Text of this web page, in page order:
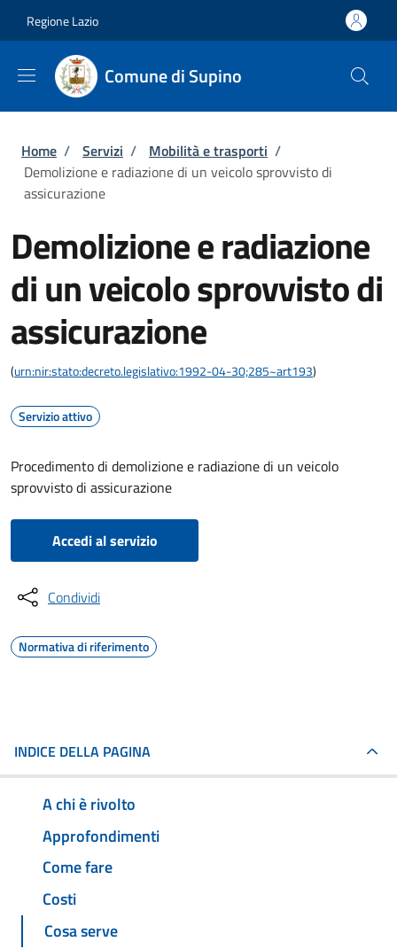
Regione Lazio
Comune di Supino
Briciole di pane
Home / Servizi / Mobilità e trasporti /
Demolizione e radiazione di un veicolo sprovvisto di
assicurazione
Demolizione e radiazione
di un veicolo sprovvisto di
assicurazione
(urn:nir:stato:decreto.legislativo:1992-04-30;285~art193)
Servizio attivo
Procedimento di demolizione e radiazione di un veicolo
sprovvisto di assicurazione
Accedi al servizio
Condividi
Normativa di riferimento
INDICE DELLA PAGINA
A chi è rivolto
Approfondimenti
Come fare
Costi
Cosa serve